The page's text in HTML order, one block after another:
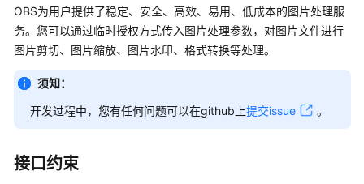
告
产
介
费
说
OBS为用户提供了稳定、安全、高效、易用、低成本的图片处理服
务。您可以通过临时授权方式传入图片处理参数，对图片文件进行
图片剪切、图片缩放、图片水印、格式转换等处理。
须知：
开发过程中，您有任何问题可以在github上提交issue 。
接口约束